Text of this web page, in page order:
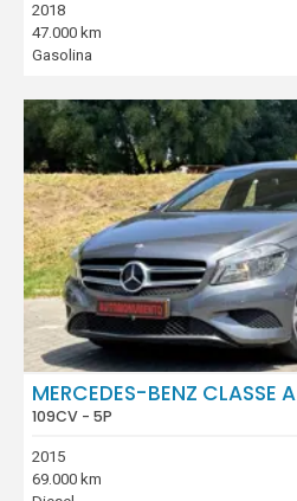
2018
47.000 km
Gasolina
MERCEDES-BENZ CLASSE A
109CV - 5P
2015
69.000 km